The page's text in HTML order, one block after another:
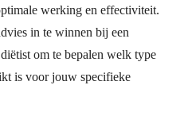
werking en effectiviteit.
in te winnen bij een
om te bepalen welk type
is voor jouw specifieke